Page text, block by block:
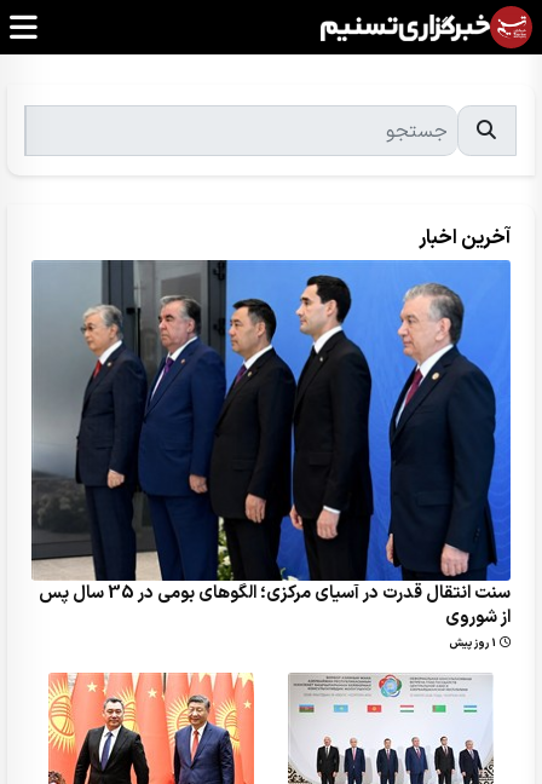
آخرین اخبار
سنت انتقال قدرت در آسیای مرکزی؛ الگوهای بومی در 35 سال پس
از شوروی
1 روز پیش